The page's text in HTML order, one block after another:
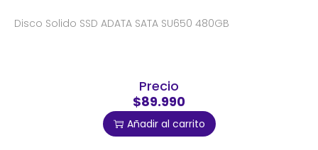
Disco Solido SSD ADATA SATA SU650 480GB
Precio
$89.990
Añadir al carrito